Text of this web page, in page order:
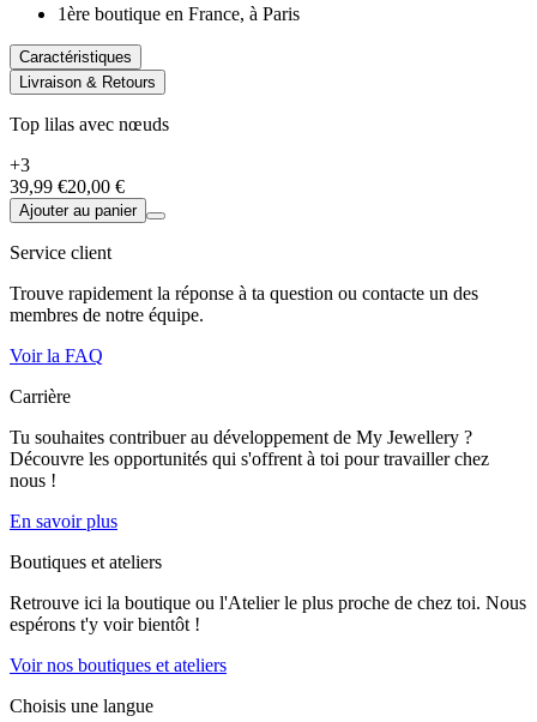
1ère boutique en France, à Paris
Caractéristiques
Livraison & Retours
Top lilas avec nœuds
+3
39,99 €20,00 €
Ajouter au panier
Service client
Trouve rapidement la réponse à ta question ou contacte un des
membres de notre équipe.
Voir la FAQ
Carrière
Tu souhaites contribuer au développement de My Jewellery ?
Découvre les opportunités qui s'offrent à toi pour travailler chez
nous !
En savoir plus
Boutiques et ateliers
Retrouve ici la boutique ou l'Atelier le plus proche de chez toi. Nous
espérons t'y voir bientôt !
Voir nos boutiques et ateliers
Choisis une langue